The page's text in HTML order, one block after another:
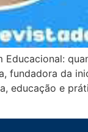
fundadora da
educação e